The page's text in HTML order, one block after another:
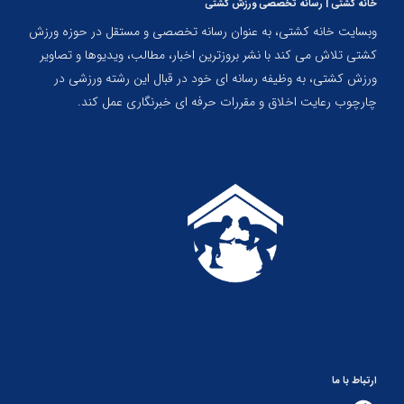
خانه کشتی | رسانه تخصصی ورزش کشتی
وبسایت خانه کشتی، به عنوان رسانه تخصصی و مستقل در حوزه ورزش
کشتی تلاش می کند با نشر بروزترین اخبار، مطالب، ویدیوها و تصاویر
ورزش کشتی، به وظیفه رسانه ای خود در قبال این رشته ورزشی در
چارچوب رعایت اخلاق و مقررات حرفه ای خبرنگاری عمل کند.
ارتباط با ما